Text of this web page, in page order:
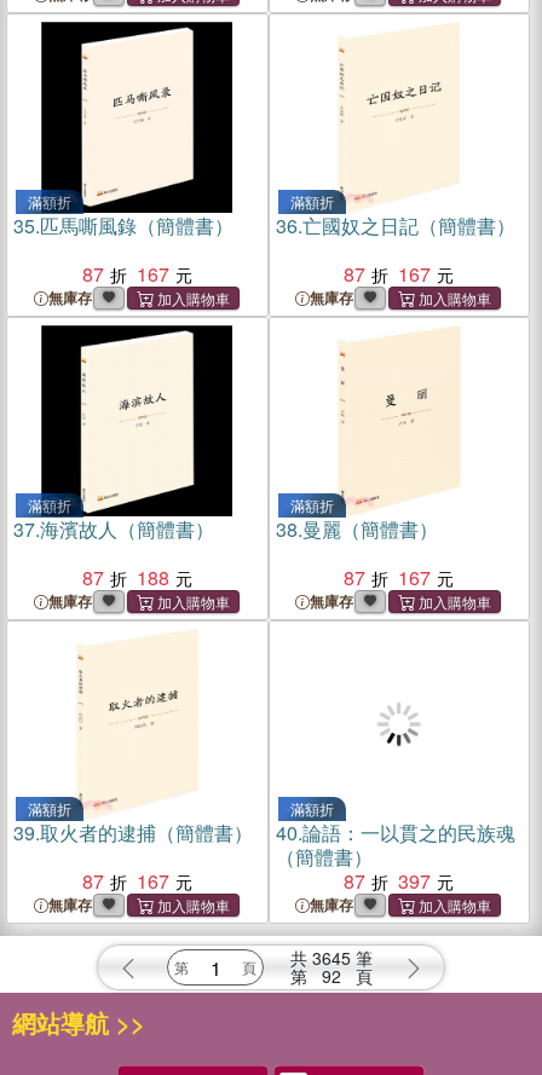
滿額折
35.匹馬嘶風錄（簡體書）
87
167
無庫存
滿額折
36.亡國奴之日記（簡體書）
87
167
無庫存
滿額折
37.海濱故人（簡體書）
87
188
無庫存
滿額折
38.曼麗（簡體書）
87
167
無庫存
滿額折
39.取火者的逮捕（簡體書）
87
167
無庫存
滿額折
40.論語：一以貫之的民族魂
（簡體書）
87
397
無庫存
共 3645 筆
第 92 頁
網站導航 >>